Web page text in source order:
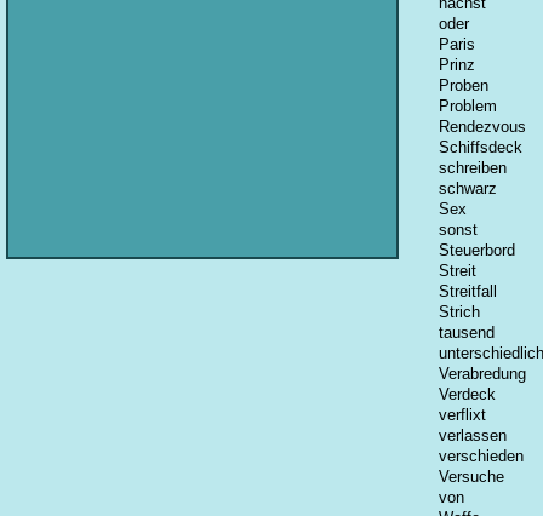
oder
Paris
Prinz
Proben
Problem
Rendezvous
Schiffsdeck
schreiben
schwarz
Sex
sonst
Steuerbord
Streit
Streitfall
Strich
tausend
unterschiedlich
Verabredung
Verdeck
verflixt
verlassen
verschieden
Versuche
von